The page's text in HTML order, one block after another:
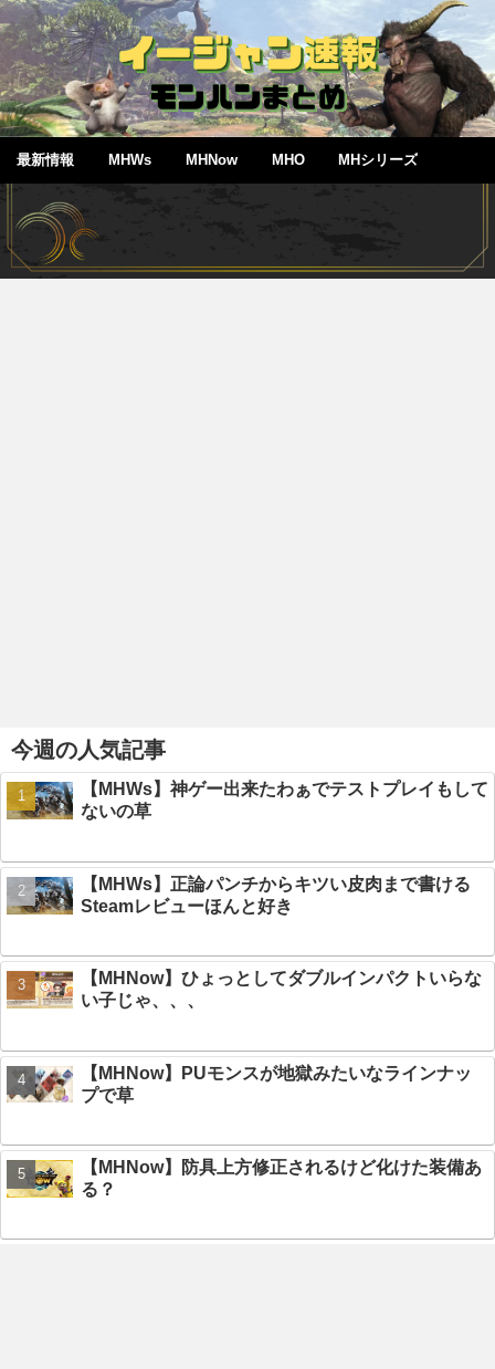
最新情報 MHWs MHNow MHO MHシリーズ
今週の人気記事
【MHWs】神ゲー出来たわぁでテストプレイもして
ないの草
【MHWs】正論パンチからキツい皮肉まで書ける
Steamレビューほんと好き
【MHNow】ひょっとしてダブルインパクトいらな
い子じゃ、、、
【MHNow】PUモンスが地獄みたいなラインナッ
プで草
【MHNow】防具上方修正されるけど化けた装備あ
る？